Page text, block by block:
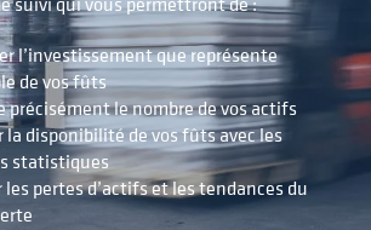
l’investissement que représente
de vos fûts
précisément le nombre de vos actifs
la disponibilité de vos fûts avec les
statistiques
pertes d’actifs et les tendances du